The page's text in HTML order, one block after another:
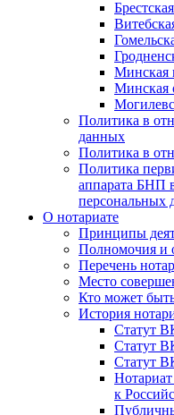
Минская
Минская
Политика в
данных
Политика в
Политика
аппарата БНП
персональных
О нотариате
Принципы
Полномочия и
Перечень
Место
Кто может
История
Статут
Статут
Статут
к